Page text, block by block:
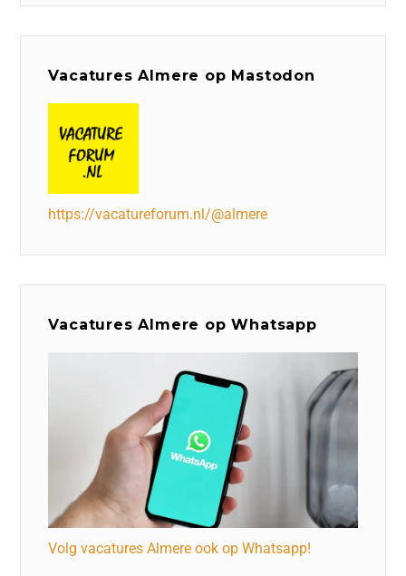
Vacatures Almere op Mastodon
https://vacatureforum.nl/@almere
Vacatures Almere op Whatsapp
Volg vacatures Almere ook op Whatsapp!